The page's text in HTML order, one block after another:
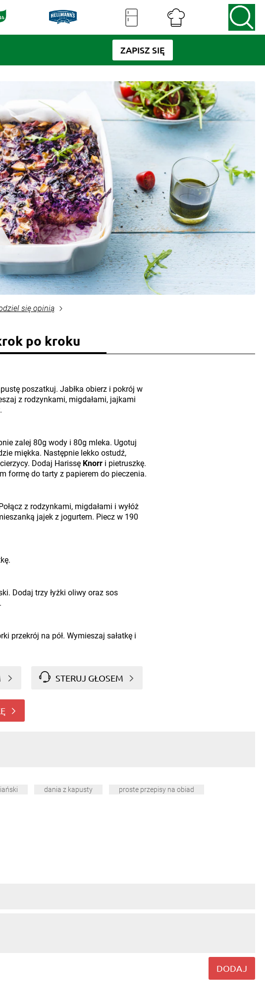
ZAPISZ SIĘ
się opinią
po kroku
poszatkuj. Jabłka obierz i pokrój w
z rodzynkami, migdałami, jajkami
.
zalej 80g wody i 80g mleka. Ugotuj
miękka. Następnie lekko ostudź,
Dodaj Harissę Knorri pietruszkę.
formę do tarty z papierem do pieczenia.
z rodzynkami, migdałami i wyłóż
jajek z jogurtem. Piecz w 190
Dodaj trzy łyżki oliwy oraz sos
przekrój na pół. Wymieszaj sałatkę i
STERUJ GŁOSEM
dania z kapusty
proste przepisy na obiad
DODAJ